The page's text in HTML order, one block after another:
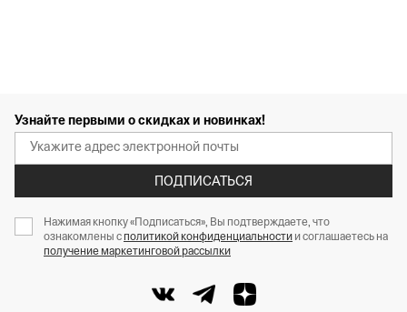
Узнайте первыми о скидках и новинках!
ПОДПИСАТЬСЯ
Нажимая кнопку «Подписаться», Вы подтверждаете, что
ознакомлены с политикой конфиденциальности и соглашаетесь на
получение маркетинговой рассылки